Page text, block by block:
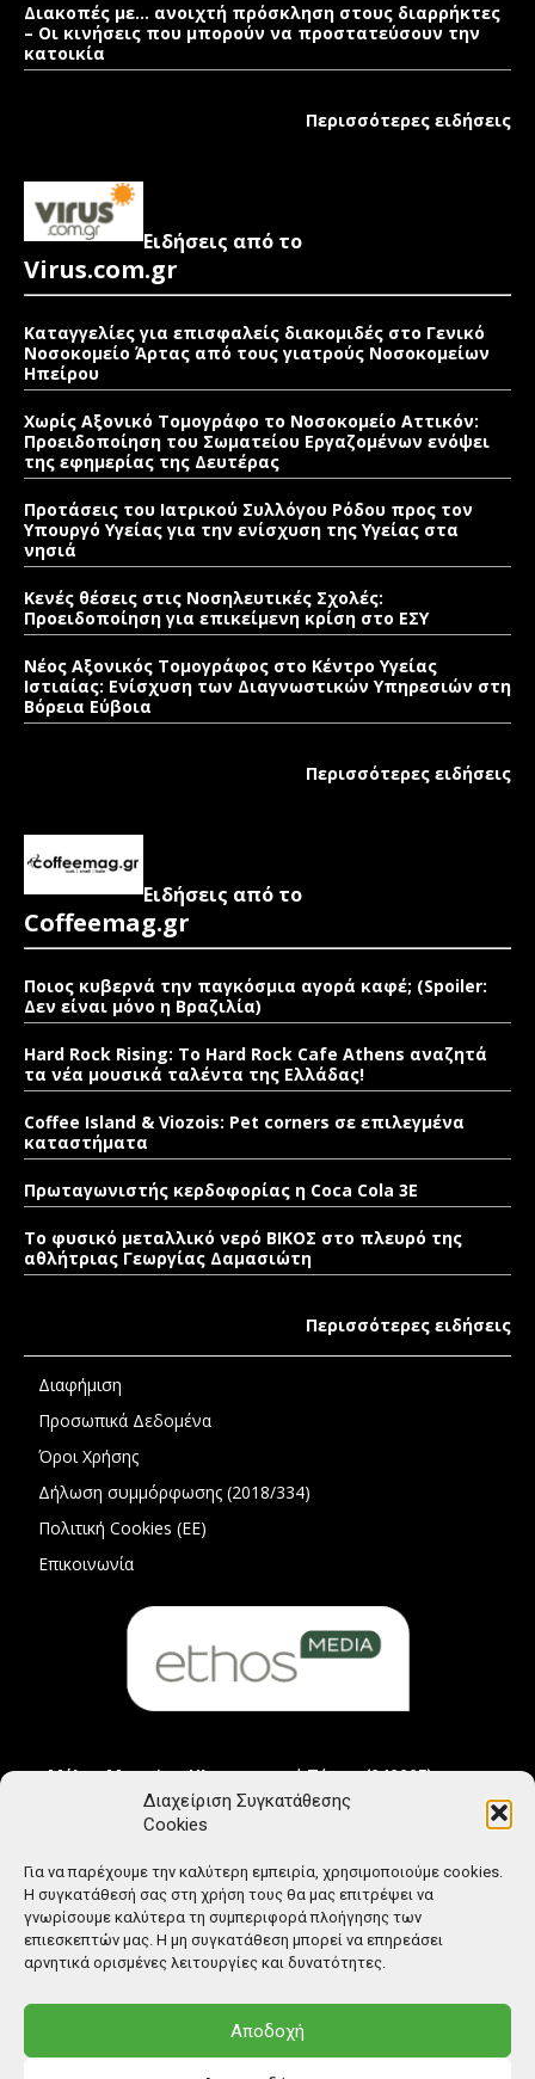
Διαχείριση Συγκατάθεσης
Cookies
Για να παρέχουμε την καλύτερη εμπειρία, χρησιμοποιούμε cookies.
Η συγκατάθεσή σας στη χρήση τους θα μας επιτρέψει να
γνωρίσουμε καλύτερα τη συμπεριφορά πλοήγησης των
επιεσκεπτών μας. Η μη συγκατάθεση μπορεί να επηρεάσει
αρνητικά ορισμένες λειτουργίες και δυνατότητες.
Αποδοχή
Διακοπές με… ανοιχτή πρόσκληση στους διαρρήκτες
– Οι κινήσεις που μπορούν να προστατεύσουν την
κατοικία
Περισσότερες ειδήσεις
Ειδήσεις από το
Virus.com.gr
Καταγγελίες για επισφαλείς διακομιδές στο Γενικό
Νοσοκομείο Άρτας από τους γιατρούς Νοσοκομείων
Ηπείρου
Χωρίς Αξονικό Τομογράφο το Νοσοκομείο Αττικόν:
Προειδοποίηση του Σωματείου Εργαζομένων ενόψει
της εφημερίας της Δευτέρας
Προτάσεις του Ιατρικού Συλλόγου Ρόδου προς τον
Υπουργό Υγείας για την ενίσχυση της Υγείας στα
νησιά
Κενές θέσεις στις Νοσηλευτικές Σχολές:
Προειδοποίηση για επικείμενη κρίση στο ΕΣΥ
Νέος Αξονικός Τομογράφος στο Κέντρο Υγείας
Ιστιαίας: Ενίσχυση των Διαγνωστικών Υπηρεσιών στη
Βόρεια Εύβοια
Περισσότερες ειδήσεις
Ειδήσεις από το
Coffeemag.gr
Ποιος κυβερνά την παγκόσμια αγορά καφέ; (Spoiler:
Δεν είναι μόνο η Βραζιλία)
Hard Rock Rising: Το Hard Rock Cafe Athens αναζητά
τα νέα μουσικά ταλέντα της Ελλάδας!
Coffee Island & Viozois: Pet corners σε επιλεγμένα
καταστήματα
Πρωταγωνιστής κερδοφορίας η Coca Cola 3E
Το φυσικό μεταλλικό νερό ΒΙΚΟΣ στο πλευρό της
αθλήτριας Γεωργίας Δαμασιώτη
Περισσότερες ειδήσεις
Διαφήμιση
Προσωπικά Δεδομένα
Όροι Χρήσης
Δήλωση συμμόρφωσης (2018/334)
Πολιτική Cookies (ΕΕ)
Επικοινωνία
Μέλος Μητρώου Ηλεκτρονικού Τύπου (242225)